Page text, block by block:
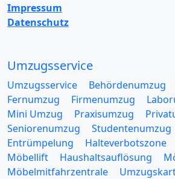
Impressum
Datenschutz
Umzugsservice
Umzugsservice Behördenumzug
Fernumzug
Firmenumzug
Mini Umzug
Praxisumzug
Seniorenumzug
Studentenumzug
Entrümpelung
Halteverbotszone
Möbellift
Haushaltsauflösung
Möbelmitfahrzentrale